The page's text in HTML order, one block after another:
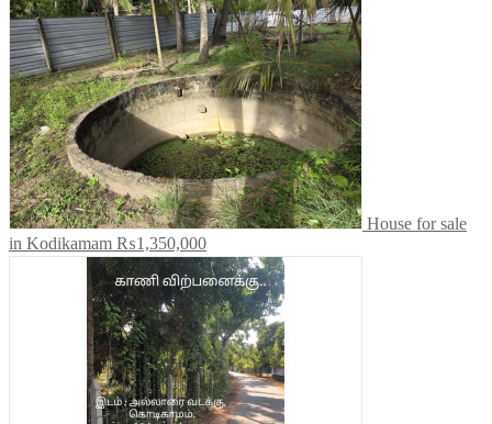
House for sale
in Kodikamam ₨1,350,000